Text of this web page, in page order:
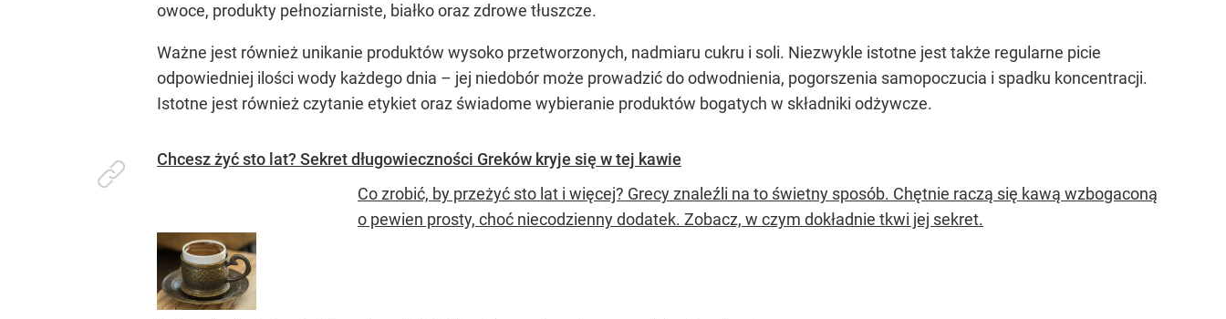
owoce, produkty pełnoziarniste, białko oraz zdrowe tłuszcze.
Ważne jest również unikanie produktów wysoko przetworzonych, nadmiaru cukru i soli. Niezwykle istotne jest także regularne picie
odpowiedniej ilości wody każdego dnia – jej niedobór może prowadzić do odwodnienia, pogorszenia samopoczucia i spadku koncentracji.
Istotne jest również czytanie etykiet oraz świadome wybieranie produktów bogatych w składniki odżywcze.
Chcesz żyć sto lat? Sekret długowieczności Greków kryje się w tej kawie
Co zrobić, by przeżyć sto lat i więcej? Grecy znaleźli na to świetny sposób. Chętnie raczą się kawą wzbogaconą
o pewien prosty, choć niecodzienny dodatek. Zobacz, w czym dokładnie tkwi jej sekret.